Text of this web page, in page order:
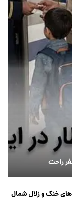
راحت
خنک و زلال شمال